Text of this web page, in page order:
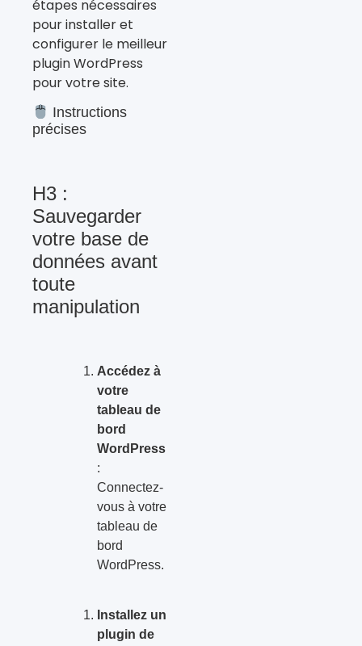
étapes nécessaires
pour installer et
configurer le meilleur
plugin WordPress
pour votre site.
Instructions
précises
H3 :
Sauvegarder
votre base de
données avant
toute
manipulation
Accédez à
votre
tableau de
bord
WordPress
:
Connectez-
vous à votre
tableau de
bord
WordPress.
Installez un
plugin de